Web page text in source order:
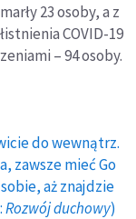
23 osoby, a z
COVID-19
– 94 osoby.
do wewnątrz.
zawsze mieć Go
aż znajdzie
Rozwój duchowy)